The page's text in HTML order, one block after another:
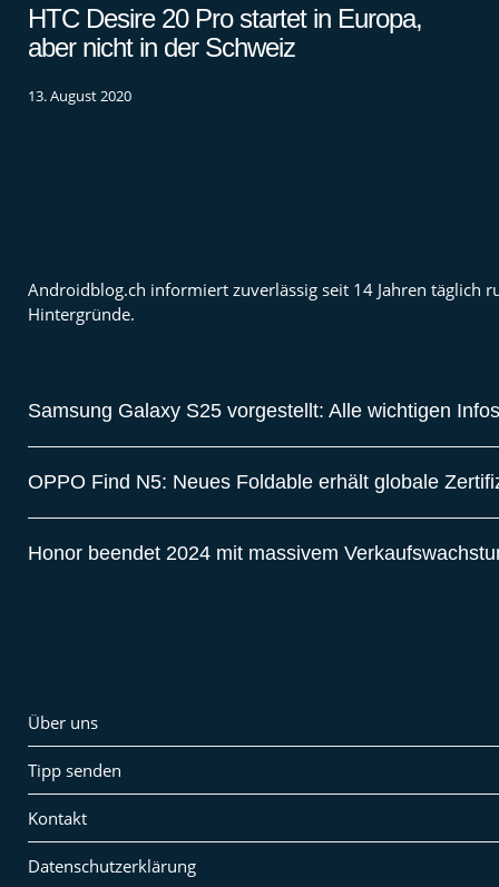
HTC Desire 20 Pro startet in Europa,
aber nicht in der Schweiz
13. August 2020
Androidblog.ch informiert zuverlässig seit 14 Jahren täglich
Hintergründe.
Samsung Galaxy S25 vorgestellt: Alle wichtigen Infos
OPPO Find N5: Neues Foldable erhält globale
Honor beendet 2024 mit massivem
Über uns
Tipp senden
Kontakt
Datenschutzerklärung